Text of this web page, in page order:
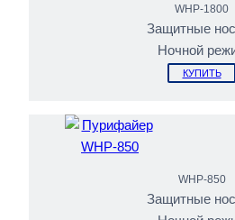
WHP-1800
Защитные
Ночной
КУПИТЬ
WHP-850
Защитные